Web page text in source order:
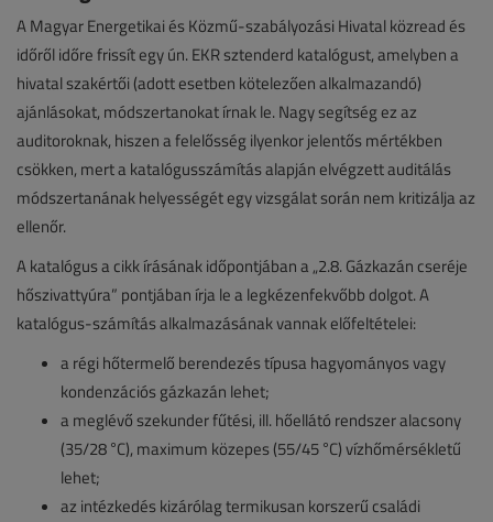
A Magyar Energetikai és Közmű-szabályozási Hivatal közread és
időről időre frissít egy ún. EKR sztenderd katalógust, amelyben a
hivatal szakértői (adott esetben kötelezően alkalmazandó)
ajánlásokat, módszertanokat írnak le. Nagy segítség ez az
auditoroknak, hiszen a felelősség ilyenkor jelentős mértékben
csökken, mert a katalógusszámítás alapján elvégzett auditálás
módszertanának helyességét egy vizsgálat során nem kritizálja az
ellenőr.
A katalógus a cikk írásának időpontjában a „2.8. Gázkazán cseréje
hőszivattyúra” pontjában írja le a legkézenfekvőbb dolgot. A
katalógus-számítás alkalmazásának vannak előfeltételei:
a régi hőtermelő berendezés típusa hagyományos vagy
kondenzációs gázkazán lehet;
a meglévő szekunder fűtési, ill. hőellátó rendszer alacsony
(35/28 °C), maximum közepes (55/45 °C) vízhőmérsékletű
lehet;
az intézkedés kizárólag termikusan korszerű családi